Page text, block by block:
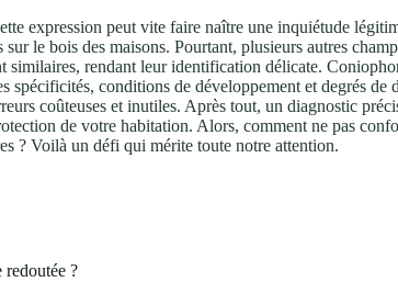
expression peut vite faire naître une inquiétude
sur le bois des maisons. Pourtant, plusieurs autres
similaires, rendant leur identification délicate.
spécificités, conditions de développement et degrés de
coûteuses et inutiles. Après tout, un diagnostic
de votre habitation. Alors, comment ne pas
? Voilà un défi qui mérite toute notre attention.
redoutée ?